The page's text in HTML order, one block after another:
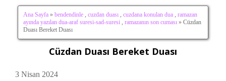
Ana Sayfa » bendendinle , cuzdan duası , cuzdana konulan dua , ramazan
ayında yazılan dua-araf suresi-sad-suresi , ramazanın son cuması » Cüzdan
Duası Bereket Duası
Cüzdan Duası Bereket Duası
3 Nisan 2024